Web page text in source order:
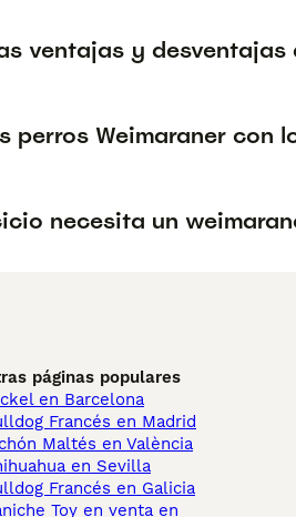
ventajas y desventajas
perros Weimaraner con
necesita un
páginas populares
en Barcelona
Francés en Madrid
Maltés en València
en Sevilla
Francés en Galicia
Toy en venta en